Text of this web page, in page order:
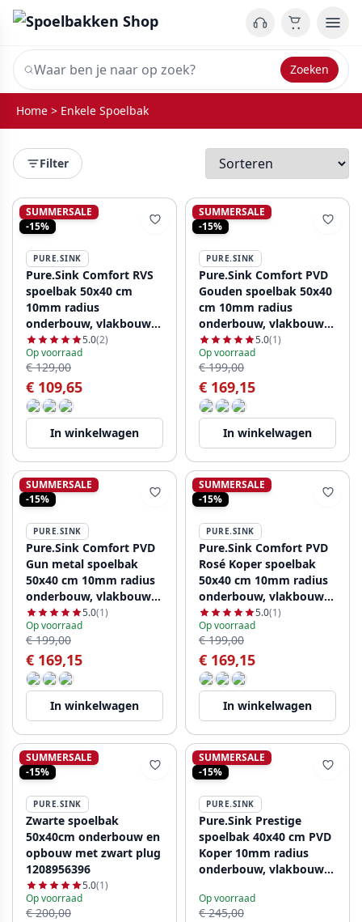
Zoeken
Home > Enkele Spoelbak
Filter
SUMMERSALE
-15%
PURE.SINK
Pure.Sink Comfort RVS
spoelbak 50x40 cm
10mm radius
onderbouw, vlakbouw
en opbouw PCM5040-02
5.0(2)
Op voorraad
€ 129,00
€ 109,65
In winkelwagen
SUMMERSALE
-15%
PURE.SINK
Pure.Sink Comfort PVD
Gouden spoelbak 50x40
cm 10mm radius
onderbouw, vlakbouw
en opbouw PCM5040-60
5.0(1)
Op voorraad
€ 199,00
€ 169,15
In winkelwagen
SUMMERSALE
-15%
PURE.SINK
Pure.Sink Comfort PVD
Gun metal spoelbak
50x40 cm 10mm radius
onderbouw, vlakbouw
en opbouw PCM5040-61
5.0(1)
Op voorraad
€ 199,00
€ 169,15
In winkelwagen
SUMMERSALE
-15%
PURE.SINK
Pure.Sink Comfort PVD
Rosé Koper spoelbak
50x40 cm 10mm radius
onderbouw, vlakbouw
en opbouw PCM5040-62
5.0(1)
Op voorraad
€ 199,00
€ 169,15
In winkelwagen
SUMMERSALE
-15%
PURE.SINK
Zwarte spoelbak
50x40cm onderbouw en
opbouw met zwart plug
1208956396
5.0(1)
Op voorraad
€ 200,00
SUMMERSALE
-15%
PURE.SINK
Pure.Sink Prestige
spoelbak 40x40 cm PVD
Koper 10mm radius
onderbouw, vlakbouw
Op voorraad
€ 245,00